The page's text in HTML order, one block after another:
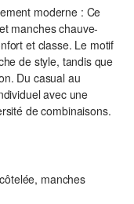
moderne : Ce
manches chauve-
et classe. Le motif
de style, tandis que
Du casual au
avec une
de combinaisons.
manches